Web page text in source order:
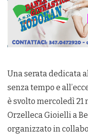
Una serata dedicata
senza tempo e
è svolto mercoledì
Orzelleca Gioielli a
organizzato in